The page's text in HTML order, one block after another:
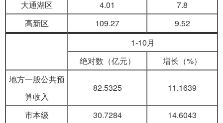
大通湖区
4.01
7.8
高新区
109.27
9.52
1-10月
绝对数（亿元）
增长（%）
地方一般公共预
算收入
82.5325 11.1639
市本级 30.7284
14.6043